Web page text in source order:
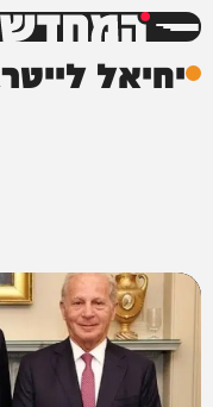
המחדש
יחיאל לייטר